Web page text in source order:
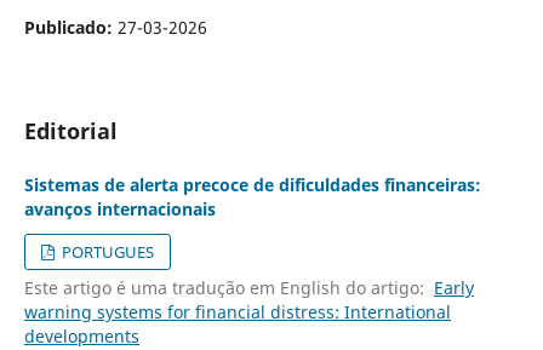
Publicado: 27-03-2026
Editorial
Sistemas de alerta precoce de dificuldades financeiras:
avanços internacionais
PORTUGUES
Este artigo é uma tradução em English do artigo: Early
warning systems for financial distress: International
developments